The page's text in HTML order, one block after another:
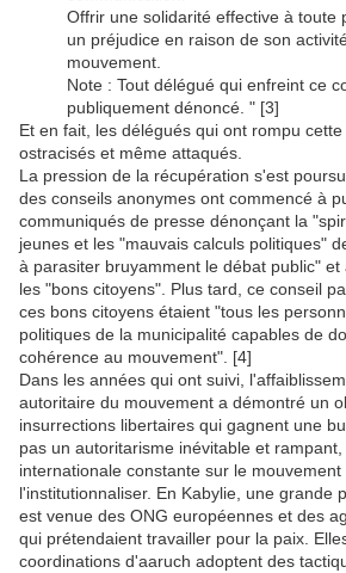
Offrir une solidarité effective à toute
un préjudice en raison de son
mouvement.
Note : Tout délégué qui enfreint ce
publiquement dénoncé. " [3]
Et en fait, les délégués qui ont rompu
ostracisés et même attaqués.
La pression de la récupération s'est
des conseils anonymes ont commencé à
communiqués de presse dénonçant la
jeunes et les "mauvais calculs politiques"
à parasiter bruyamment le débat public"
les "bons citoyens". Plus tard, ce conseil
ces bons citoyens étaient "tous les
politiques de la municipalité capables de
cohérence au mouvement". [4]
Dans les années qui ont suivi,
autoritaire du mouvement a démontré un
insurrections libertaires qui gagnent une
pas un autoritarisme inévitable et
internationale constante sur le mouvement
l'institutionnaliser. En Kabylie, une grande
est venue des ONG européennes et des
qui prétendaient travailler pour la paix.
coordinations d'aaruch adoptent des